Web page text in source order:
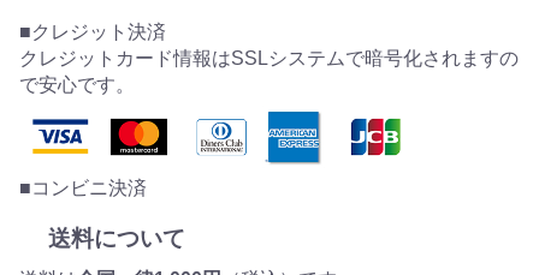
■クレジット決済
クレジットカード情報はSSLシステムで暗号化されますの
で安心です。
■コンビニ決済
送料について